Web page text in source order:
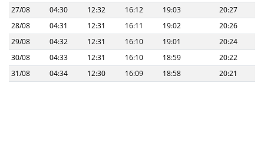
27/08
04:30 12:32 16:12 19:03
20:27
28/08
04:31 12:31 16:11 19:02
20:26
29/08
04:32 12:31 16:10 19:01
20:24
30/08
04:33 12:31 16:10 18:59
20:22
31/08
04:34 12:30 16:09 18:58 20:21